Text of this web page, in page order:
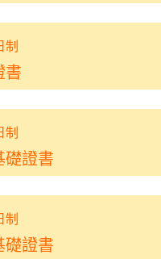
制
書
制
證書
制
礎證書